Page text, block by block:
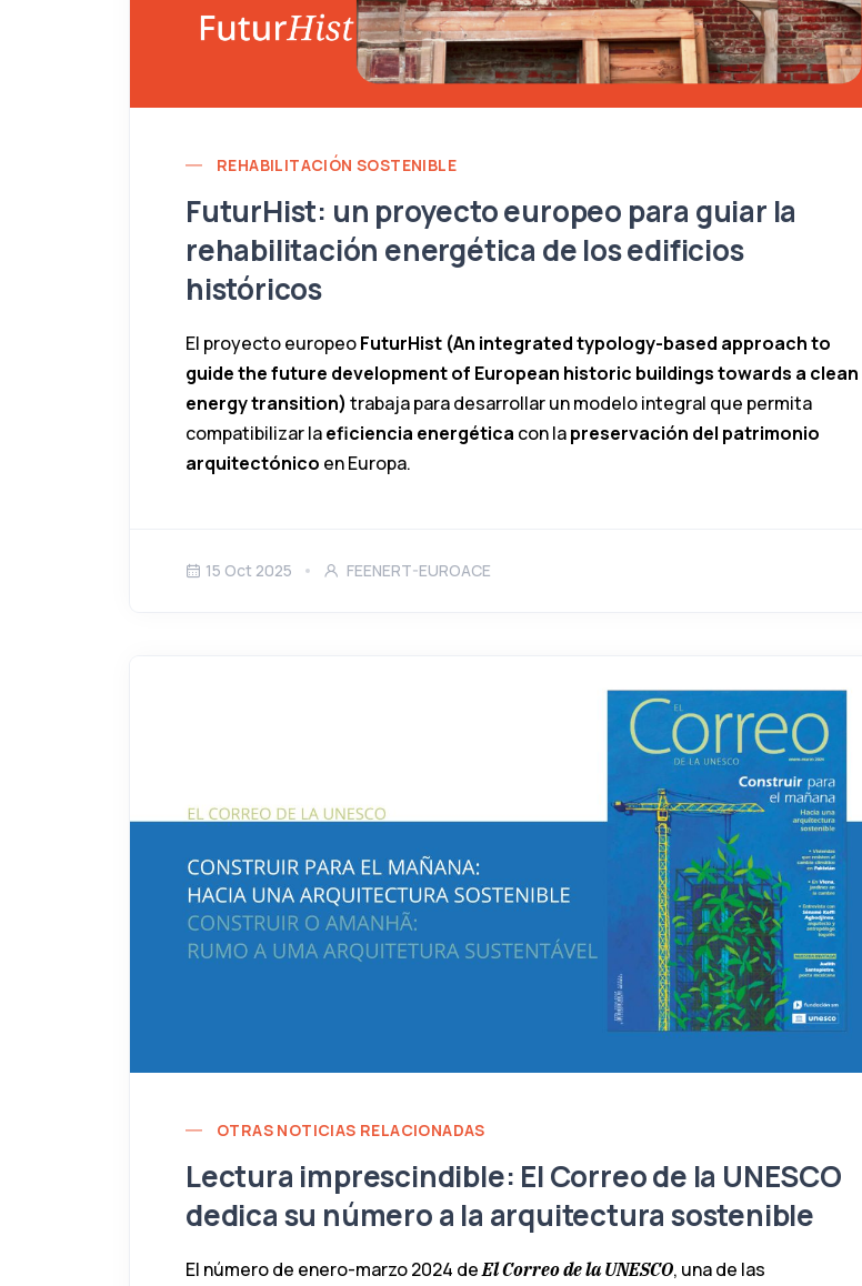
REHABILITACIÓN SOSTENIBLE
FuturHist: un proyecto europeo para guiar la
rehabilitación energética de los edificios
históricos
El proyecto europeoFuturHist (An integrated typology-based approach to
guide the future development of European historic buildings towards a clean
energy transition) trabaja para desarrollar un modelo integral que permita
compatibilizar laeficiencia energética con lapreservación del patrimonio
arquitectónico en Europa.
15 Oct 2025 FEENERT-EUROACE
OTRAS NOTICIAS RELACIONADAS
Lectura imprescindible: El Correo de la UNESCO
dedica su número a la arquitectura sostenible
El número de enero-marzo 2024 deEl Correo de la UNESCO, una de las